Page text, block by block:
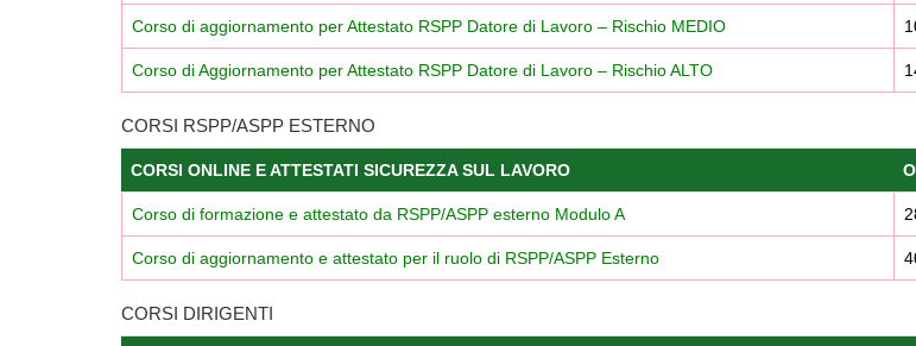
Corso di aggiornamento per Attestato RSPP Datore di Lavoro – Rischio MEDIO
Corso di Aggiornamento per Attestato RSPP Datore di Lavoro – Rischio ALTO
CORSI RSPP/ASPP ESTERNO
CORSI ONLINE E ATTESTATI SICUREZZA SUL LAVORO
Corso di formazione e attestato da RSPP/ASPP esterno Modulo A
Corso di aggiornamento e attestato per il ruolo di RSPP/ASPP Esterno
CORSI DIRIGENTI